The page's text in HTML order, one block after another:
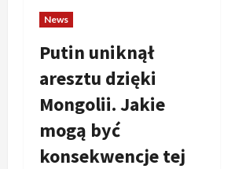
News
Putin uniknął
aresztu dzięki
Mongolii. Jakie
mogą być
konsekwencje tej